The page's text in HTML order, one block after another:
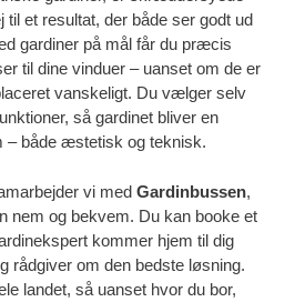
til et resultat, der både ser godt ud
gardiner på mål får du præcis
til dine vinduer – uanset om de er
vanskeligt. Du vælger selv
så gardinet bliver en
– både æstetisk og teknisk.
vi med Gardinbussen,
nem og bekvem. Du kan booke et
kommer hjem til dig
rådgiver om den bedste løsning.
landet, så uanset hvor du bor,